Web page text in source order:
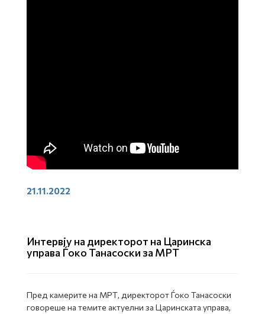
21.11.2022
Интервју на директорот на Царинска
управа Ѓоко Танасоски за МРТ
Пред камерите на МРТ, директорот Ѓоко Танасоски
говореше на темите актуелни за Царинската управа,